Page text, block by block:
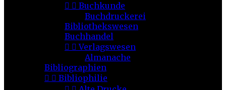
  Buchkunde
Buchdruckerei
Bibliothekswesen
Buchhandel
  Verlagswesen
Almanache
Bibliographien
  Bibliophilie